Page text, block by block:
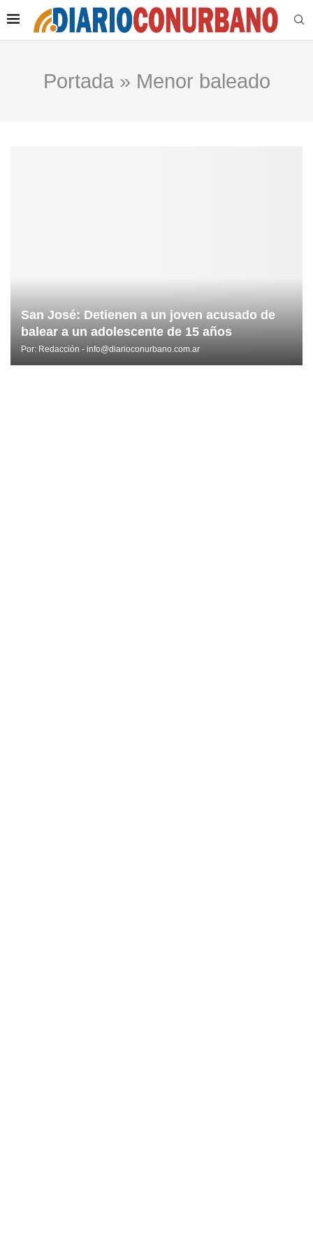
Portada» Menor baleado
San José: Detienen a un joven acusado de
balear a un adolescente de 15 años
Por: Redacción - info@diarioconurbano.com.ar